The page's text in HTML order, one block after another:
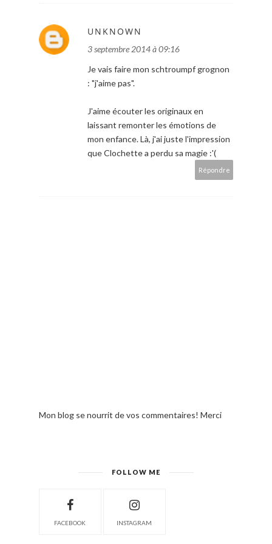
UNKNOWN
3 septembre 2014 à 09:16
Je vais faire mon schtroumpf grognon
: "j'aime pas".
J'aime écouter les originaux en
laissant remonter les émotions de
mon enfance. Là, j'ai juste l'impression
que Clochette a perdu sa magie :'(
Répondre
Mon blog se nourrit de vos commentaires! Merci
FOLLOW ME
FACEBOOK INSTAGRAM